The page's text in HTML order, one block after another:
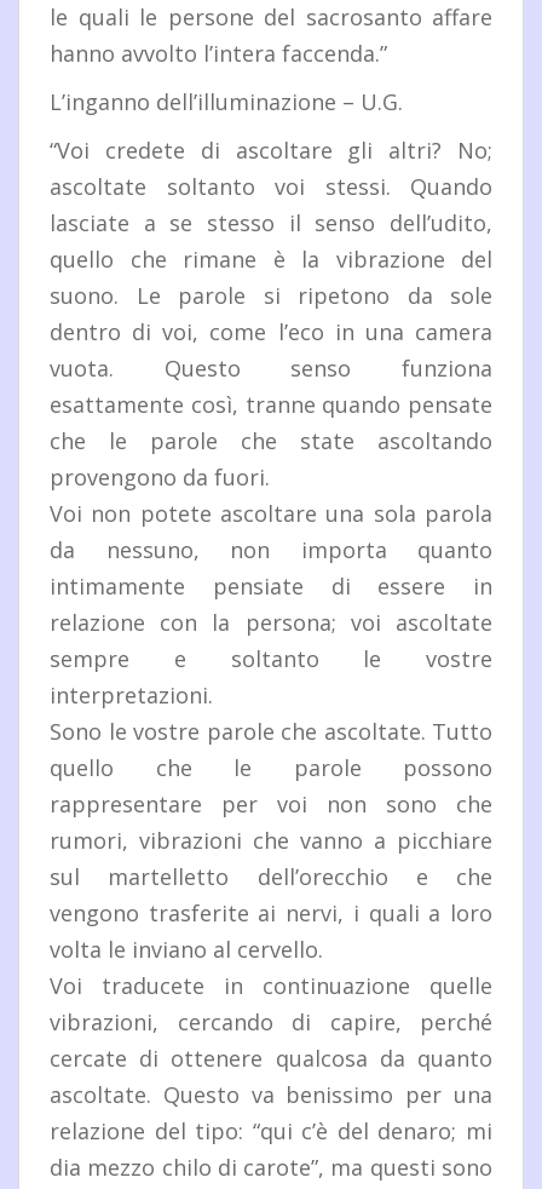
le quali le persone del sacrosanto affare
hanno avvolto l’intera faccenda.”
L’inganno dell’illuminazione – U.G.
“Voi credete di ascoltare gli altri? No;
ascoltate soltanto voi stessi. Quando
lasciate a se stesso il senso dell’udito,
quello che rimane è la vibrazione del
suono. Le parole si ripetono da sole
dentro di voi, come l’eco in una camera
vuota. Questo senso funziona
esattamente così, tranne quando pensate
che le parole che state ascoltando
provengono da fuori.
Voi non potete ascoltare una sola parola
da nessuno, non importa quanto
intimamente pensiate di essere in
relazione con la persona; voi ascoltate
sempre e soltanto le vostre
interpretazioni.
Sono le vostre parole che ascoltate. Tutto
quello che le parole possono
rappresentare per voi non sono che
rumori, vibrazioni che vanno a picchiare
sul martelletto dell’orecchio e che
vengono trasferite ai nervi, i quali a loro
volta le inviano al cervello.
Voi traducete in continuazione quelle
vibrazioni, cercando di capire, perché
cercate di ottenere qualcosa da quanto
ascoltate. Questo va benissimo per una
relazione del tipo: “qui c’è del denaro; mi
dia mezzo chilo di carote”, ma questi sono